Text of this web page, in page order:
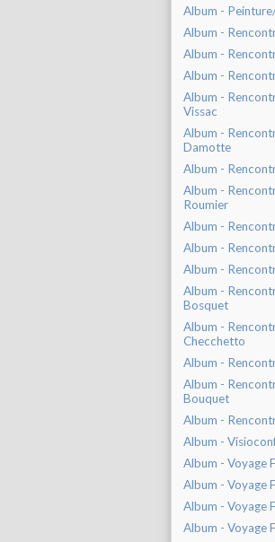
Album -
Album -
Album -
Album -
Album -
Vissac
Album -
Damotte
Album -
Album -
Roumier
Album -
Album -
Album -
Album -
Bosquet
Album -
Checchetto
Album -
Album -
Bouquet
Album -
Album -
Album - Voyage
Album - Voyage
Album - Voyage
Album - Voyage